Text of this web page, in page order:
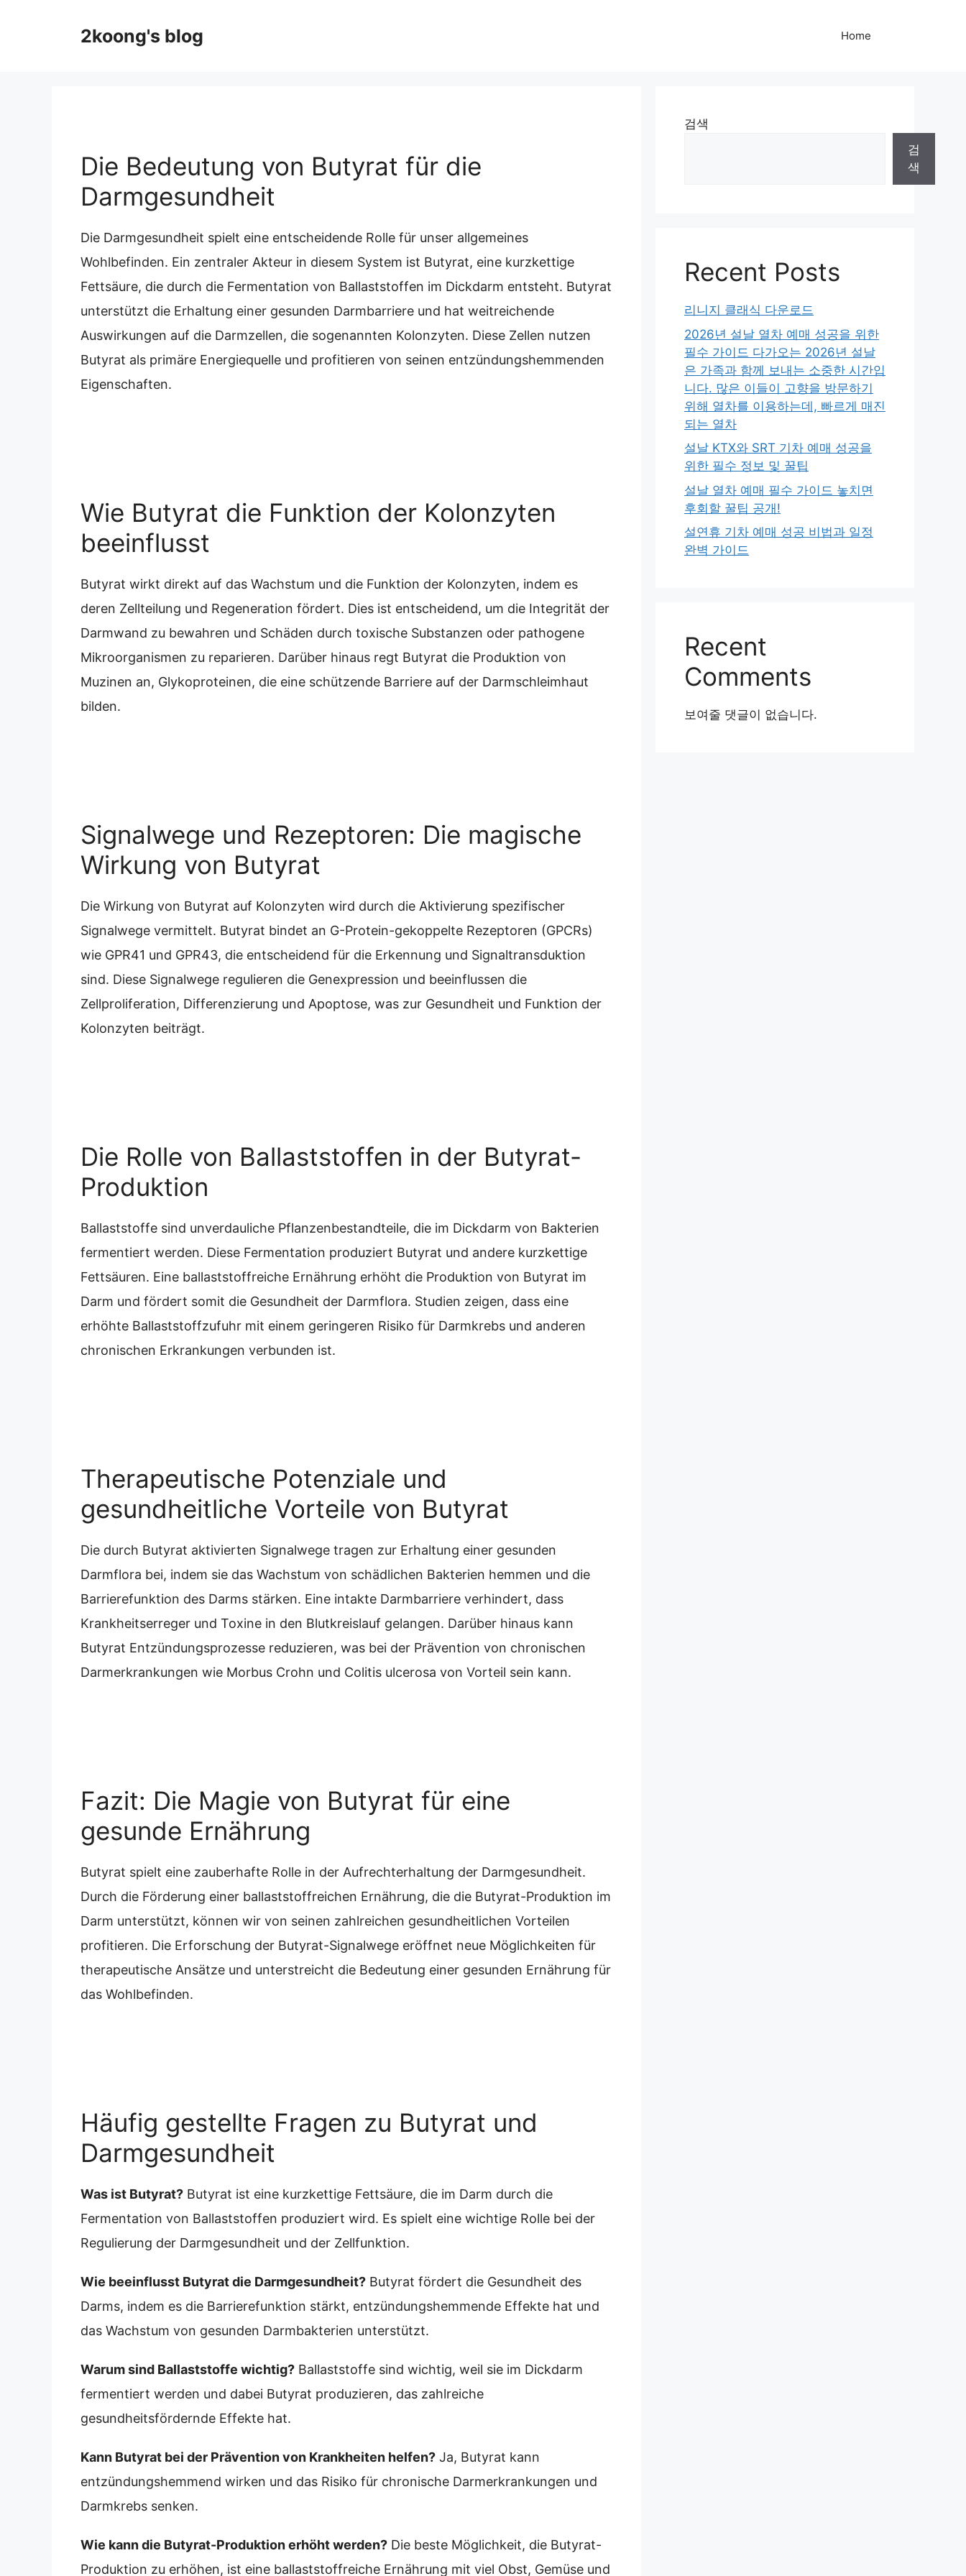
2koong's blog Home
Die Bedeutung von Butyrat für die
Darmgesundheit
Die Darmgesundheit spielt eine entscheidende Rolle für unser allgemeines
Wohlbefinden. Ein zentraler Akteur in diesem System ist Butyrat, eine kurzkettige
Fettsäure, die durch die Fermentation von Ballaststoffen im Dickdarm entsteht. Butyrat
unterstützt die Erhaltung einer gesunden Darmbarriere und hat weitreichende
Auswirkungen auf die Darmzellen, die sogenannten Kolonzyten. Diese Zellen nutzen
Butyrat als primäre Energiequelle und profitieren von seinen entzündungshemmenden
Eigenschaften.
Wie Butyrat die Funktion der Kolonzyten
beeinflusst
Butyrat wirkt direkt auf das Wachstum und die Funktion der Kolonzyten, indem es
deren Zellteilung und Regeneration fördert. Dies ist entscheidend, um die Integrität der
Darmwand zu bewahren und Schäden durch toxische Substanzen oder pathogene
Mikroorganismen zu reparieren. Darüber hinaus regt Butyrat die Produktion von
Muzinen an, Glykoproteinen, die eine schützende Barriere auf der Darmschleimhaut
bilden.
Signalwege und Rezeptoren: Die magische
Wirkung von Butyrat
Die Wirkung von Butyrat auf Kolonzyten wird durch die Aktivierung spezifischer
Signalwege vermittelt. Butyrat bindet an G-Protein-gekoppelte Rezeptoren (GPCRs)
wie GPR41 und GPR43, die entscheidend für die Erkennung und Signaltransduktion
sind. Diese Signalwege regulieren die Genexpression und beeinflussen die
Zellproliferation, Differenzierung und Apoptose, was zur Gesundheit und Funktion der
Kolonzyten beiträgt.
Die Rolle von Ballaststoffen in der Butyrat-
Produktion
Ballaststoffe sind unverdauliche Pflanzenbestandteile, die im Dickdarm von Bakterien
fermentiert werden. Diese Fermentation produziert Butyrat und andere kurzkettige
Fettsäuren. Eine ballaststoffreiche Ernährung erhöht die Produktion von Butyrat im
Darm und fördert somit die Gesundheit der Darmflora. Studien zeigen, dass eine
erhöhte Ballaststoffzufuhr mit einem geringeren Risiko für Darmkrebs und anderen
chronischen Erkrankungen verbunden ist.
Therapeutische Potenziale und
gesundheitliche Vorteile von Butyrat
Die durch Butyrat aktivierten Signalwege tragen zur Erhaltung einer gesunden
Darmflora bei, indem sie das Wachstum von schädlichen Bakterien hemmen und die
Barrierefunktion des Darms stärken. Eine intakte Darmbarriere verhindert, dass
Krankheitserreger und Toxine in den Blutkreislauf gelangen. Darüber hinaus kann
Butyrat Entzündungsprozesse reduzieren, was bei der Prävention von chronischen
Darmerkrankungen wie Morbus Crohn und Colitis ulcerosa von Vorteil sein kann.
Fazit: Die Magie von Butyrat für eine
gesunde Ernährung
Butyrat spielt eine zauberhafte Rolle in der Aufrechterhaltung der Darmgesundheit.
Durch die Förderung einer ballaststoffreichen Ernährung, die die Butyrat-Produktion im
Darm unterstützt, können wir von seinen zahlreichen gesundheitlichen Vorteilen
profitieren. Die Erforschung der Butyrat-Signalwege eröffnet neue Möglichkeiten für
therapeutische Ansätze und unterstreicht die Bedeutung einer gesunden Ernährung für
das Wohlbefinden.
Häufig gestellte Fragen zu Butyrat und
Darmgesundheit
Was ist Butyrat? Butyrat ist eine kurzkettige Fettsäure, die im Darm durch die
Fermentation von Ballaststoffen produziert wird. Es spielt eine wichtige Rolle bei der
Regulierung der Darmgesundheit und der Zellfunktion.
Wie beeinflusst Butyrat die Darmgesundheit? Butyrat fördert die Gesundheit des
Darms, indem es die Barrierefunktion stärkt, entzündungshemmende Effekte hat und
das Wachstum von gesunden Darmbakterien unterstützt.
Warum sind Ballaststoffe wichtig? Ballaststoffe sind wichtig, weil sie im Dickdarm
fermentiert werden und dabei Butyrat produzieren, das zahlreiche
gesundheitsfördernde Effekte hat.
Kann Butyrat bei der Prävention von Krankheiten helfen? Ja, Butyrat kann
entzündungshemmend wirken und das Risiko für chronische Darmerkrankungen und
Darmkrebs senken.
Wie kann die Butyrat-Produktion erhöht werden? Die beste Möglichkeit, die Butyrat-
Produktion zu erhöhen, ist eine ballaststoffreiche Ernährung mit viel Obst, Gemüse und
검색
검
색
Recent Posts
리니지 클래식 다운로드
2026년 설날 열차 예매 성공을 위한
필수 가이드 다가오는 2026년 설날
은 가족과 함께 보내는 소중한 시간입
니다. 많은 이들이 고향을 방문하기
위해 열차를 이용하는데, 빠르게 매진
되는 열차
설날 KTX와 SRT 기차 예매 성공을
위한 필수 정보 및 꿀팁
설날 열차 예매 필수 가이드 놓치면
후회할 꿀팁 공개!
설연휴 기차 예매 성공 비법과 일정
완벽 가이드
Recent
Comments
보여줄 댓글이 없습니다.